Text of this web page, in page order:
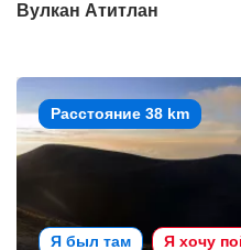
Вулкан Атитлан
Расстояние 38 km
Я был там Я хочу